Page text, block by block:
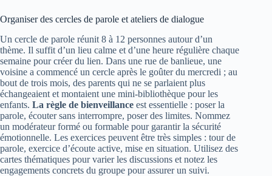
Organiser des cercles de parole et ateliers de dialogue
Un cercle de parole réunit 8 à 12 personnes autour d’un
thème. Il suffit d’un lieu calme et d’une heure régulière chaque
semaine pour créer du lien. Dans une rue de banlieue, une
voisine a commencé un cercle après le goûter du mercredi ; au
bout de trois mois, des parents qui ne se parlaient plus
échangeaient et montaient une mini-bibliothèque pour les
enfants. La règle de bienveillance est essentielle : poser la
parole, écouter sans interrompre, poser des limites. Nommez
un modérateur formé ou formable pour garantir la sécurité
émotionnelle. Les exercices peuvent être très simples : tour de
parole, exercice d’écoute active, mise en situation. Utilisez des
cartes thématiques pour varier les discussions et notez les
engagements concrets du groupe pour assurer un suivi.